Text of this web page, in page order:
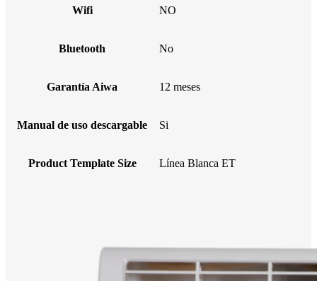
Wifi NO
Bluetooth No
Garantía Aiwa 12 meses
Manual de uso descargable Si
Product Template Size Línea Blanca ET